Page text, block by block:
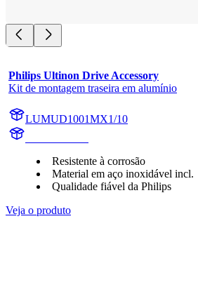
Philips Ultinon Drive Accessory
Kit de montagem traseira em alumínio
LUMUD1001MX1/10
Resistente à corrosão
Material em aço inoxidável incl.
Qualidade fiável da Philips
Veja o produto